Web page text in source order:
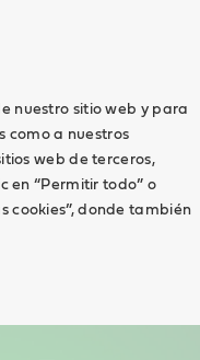
nuestro sitio web y para
como a nuestros
web de terceros,
en “Permitir todo” o
cookies”, donde también